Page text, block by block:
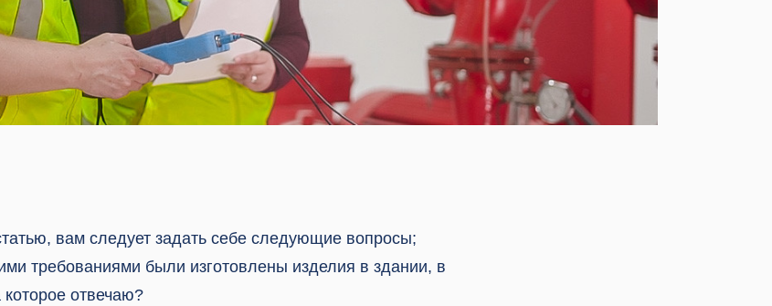
вам следует задать себе следующие вопросы;
требованиями были изготовлены изделия в здании, в
отвечаю?